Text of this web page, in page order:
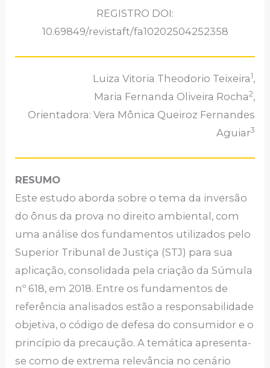
REGISTRO DOI:
10.69849/revistaft/fa10202504252358
Luiza Vitoria Theodorio Teixeira1,
Maria Fernanda Oliveira Rocha2,
Orientadora: Vera Mônica Queiroz Fernandes
Aguiar3
RESUMO
Este estudo aborda sobre o tema da inversão
do ônus da prova no direito ambiental, com
uma análise dos fundamentos utilizados pelo
Superior Tribunal de Justiça (STJ) para sua
aplicação, consolidada pela criação da Súmula
nº 618, em 2018. Entre os fundamentos de
referência analisados estão a responsabilidade
objetiva, o código de defesa do consumidor e o
princípio da precaução. A temática apresenta-
se como de extrema relevância no cenário